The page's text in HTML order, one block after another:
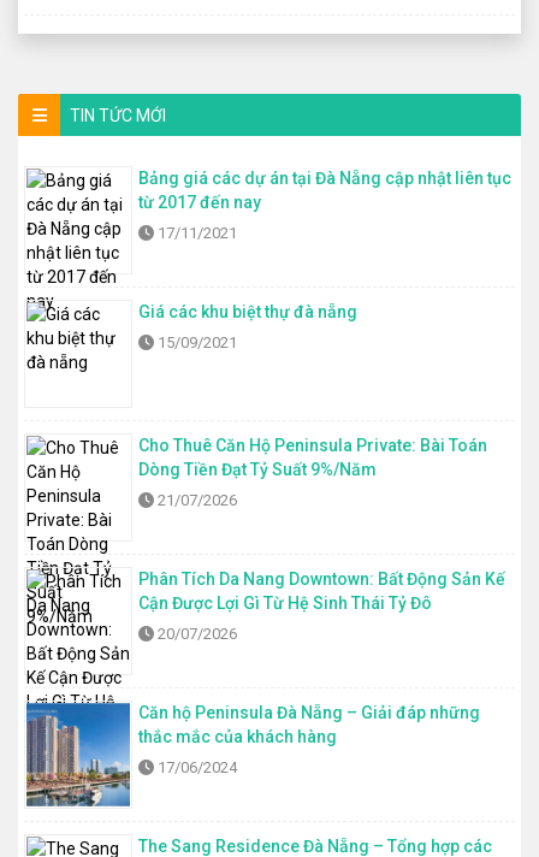
TIN TỨC MỚI
Bảng giá các dự án tại Đà Nẵng cập nhật liên tục
từ 2017 đến nay
17/11/2021
Giá các khu biệt thự đà nẵng
15/09/2021
Cho Thuê Căn Hộ Peninsula Private: Bài Toán
Dòng Tiền Đạt Tỷ Suất 9%/Năm
21/07/2026
Phân Tích Da Nang Downtown: Bất Động Sản Kế
Cận Được Lợi Gì Từ Hệ Sinh Thái Tỷ Đô
20/07/2026
Căn hộ Peninsula Đà Nẵng – Giải đáp những
thắc mắc của khách hàng
17/06/2024
The Sang Residence Đà Nẵng – Tổng hợp các